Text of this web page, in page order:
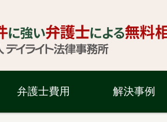
弁護士費用 解決事例